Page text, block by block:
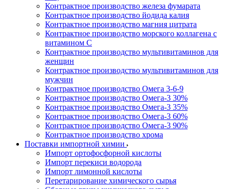
Контрактное производство железа фумарата
Контрактное производство йодида калия
Контрактное производство магния цитрата
Контрактное производство морского коллагена с
витамином С
Контрактное производство мультивитаминов для
женщин
Контрактное производство мультивитаминов для
мужчин
Контрактное производство Омега 3-6-9
Контрактное производство Омега-3 30%
Контрактное производство Омега-3 35%
Контрактное производство Омега-3 60%
Контрактное производство Омега-3 90%
Контрактное производство хрома
Поставки импортной химии
Импорт ортофосфорной кислоты
Импорт перекиси водорода
Импорт лимонной кислоты
Перетарирование химического сырья